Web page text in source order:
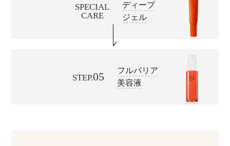
SPECIAL
CARE
ディープ
ジェル
STEP.05
フルバリア
美容液